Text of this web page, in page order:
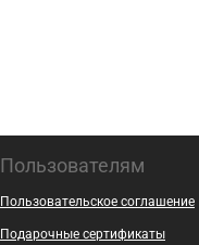
Пользователям
Пользовательское соглашение
Подарочные сертификаты